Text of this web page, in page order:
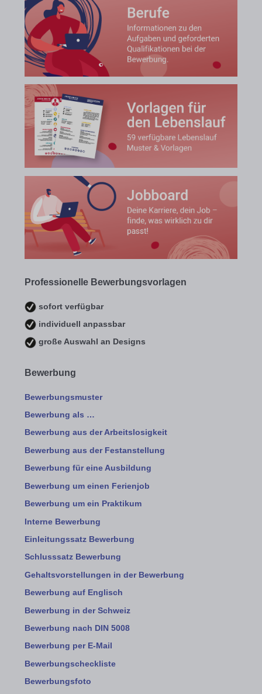
Professionelle Bewerbungsvorlagen
sofort verfügbar
individuell anpassbar
große Auswahl an Designs
Bewerbung
Bewerbungsmuster
Bewerbung als …
Bewerbung aus der Arbeitslosigkeit
Bewerbung aus der Festanstellung
Bewerbung für eine Ausbildung
Bewerbung um einen Ferienjob
Bewerbung um ein Praktikum
Interne Bewerbung
Einleitungssatz Bewerbung
Schlusssatz Bewerbung
Gehaltsvorstellungen in der Bewerbung
Bewerbung auf Englisch
Bewerbung in der Schweiz
Bewerbung nach DIN 5008
Bewerbung per E-Mail
Bewerbungscheckliste
Bewerbungsfoto